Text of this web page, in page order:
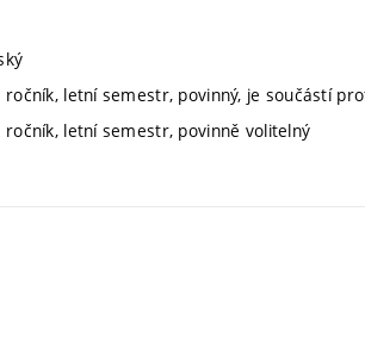
ročník, letní semestr, povinný, je součástí
ročník, letní semestr, povinně volitelný